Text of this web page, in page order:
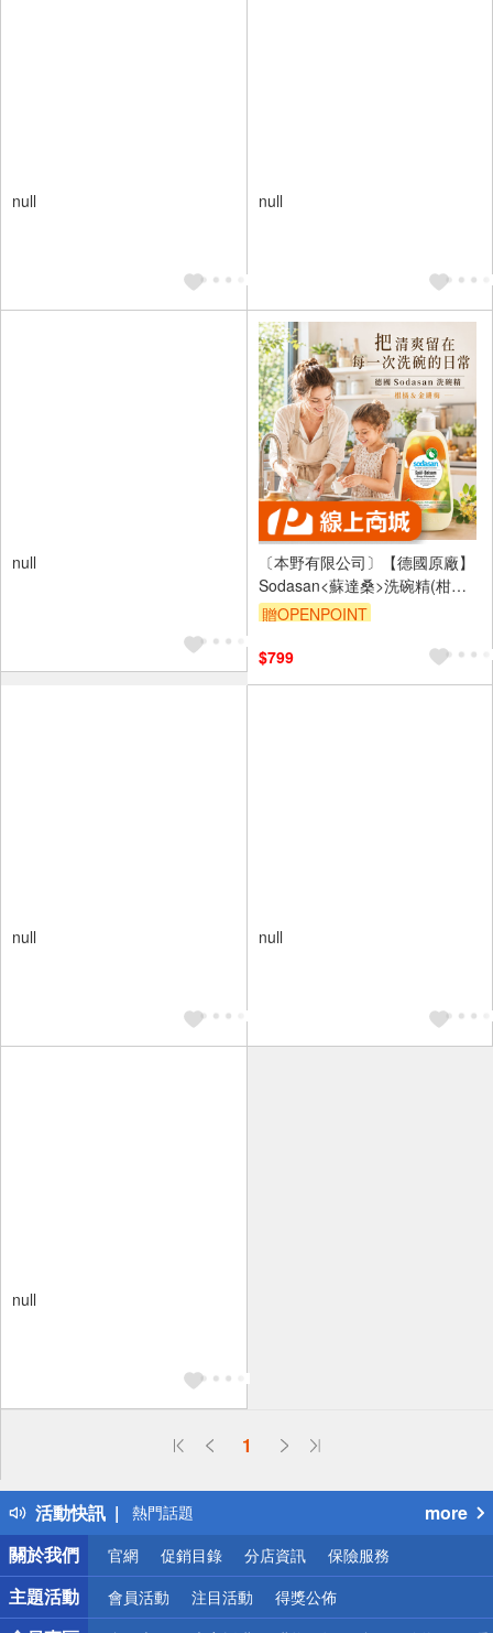
null null
null
〔本野有限公司〕【德國原廠】
Sodasan<蘇達桑>洗碗精(柑橘&
金縷梅) 500ml - 箱購6入
贈OPENPOINT
$799
null null
null
1
活動快訊
偏遠地區配送
得獎公告
熱門話題
銀行優惠
偏遠地區配送
詐騙網頁！請小心！
more
關於我們
官網 促銷目錄 分店資訊 保險服務
主題活動 會員活動 注目活動 得獎公佈